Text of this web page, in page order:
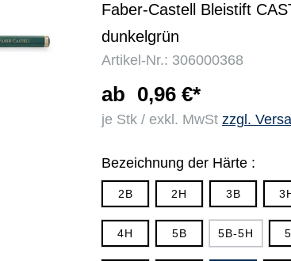
Faber-Castell Bleistift
dunkelgrün
Artikel-Nr.: 306000368
ab 0,96 €*
je Stk / exkl. MwSt zzgl.
Bezeichnung der Härte :
2B 2H 3B
4H 5B 5B-5H